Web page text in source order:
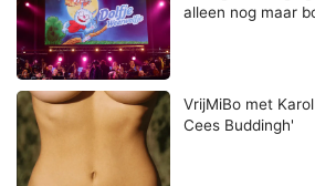
alleen nog maar
VrijMiBo met
Cees Buddingh'